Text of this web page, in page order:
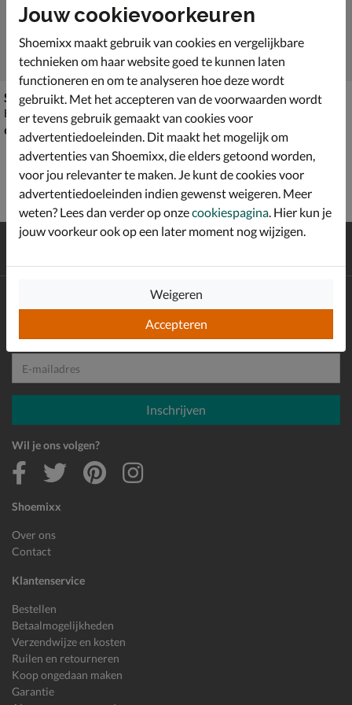
Shoesme Extreme Flex
Babyschoenen - rose goud
€ 69,99
69
Kipling Marjorie 1
Babyschoenen - rose goud
59 ,
Gratisverzending en retour*
Shoemixx
Over ons
Contact
Klantenservice
Bestellen
Betaalmogelijkheden
Verzendwijze en kosten
Ruilen en retourneren
Koop ongedaan maken
Garantie
Schrijf je in voor de Shoemixx nieuwsbrief en ontvang €10,-
E-mailadres
Inschrijven
Wil je ons volgen?
Jouw cookievoorkeuren
Shoemixx maakt gebruik van cookies en vergelijkbare
technieken om haar website goed te kunnen laten
functioneren en om te analyseren hoe deze wordt
gebruikt. Met het accepteren van de voorwaarden wordt
er tevens gebruik gemaakt van cookies voor
advertentiedoeleinden. Dit maakt het mogelijk om
advertenties van Shoemixx, die elders getoond worden,
voor jou relevanter te maken. Je kunt de cookies voor
advertentiedoeleinden indien gewenst weigeren. Meer
weten? Lees dan verder op onzecookiespagina. Hier kun je
jouw voorkeur ook op een later moment nog wijzigen.
Accepteren
Weigeren